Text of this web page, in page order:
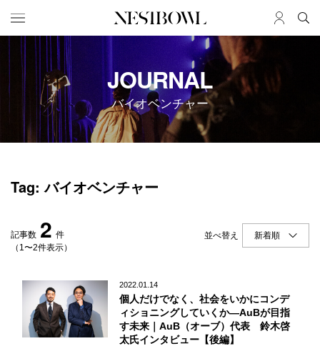
HOME
求人検索
新着求人
ブランド一覧
インタビュー
ニュース＆イベント
データ
SERVICE
初めての方へ
Q&A
企業担当の方へ
ログイン
会員登録
JOURNAL
バイオベンチャー
Tag: バイオベンチャー
記事数 2 件
（1〜2件表示）
並べ替え
2022.01.14
個人だけでなく、社会をいかにコンデ
ィショニングしていくか―AuBが目指
す未来｜AuB（オーブ）代表 鈴木啓
太氏インタビュー【後編】